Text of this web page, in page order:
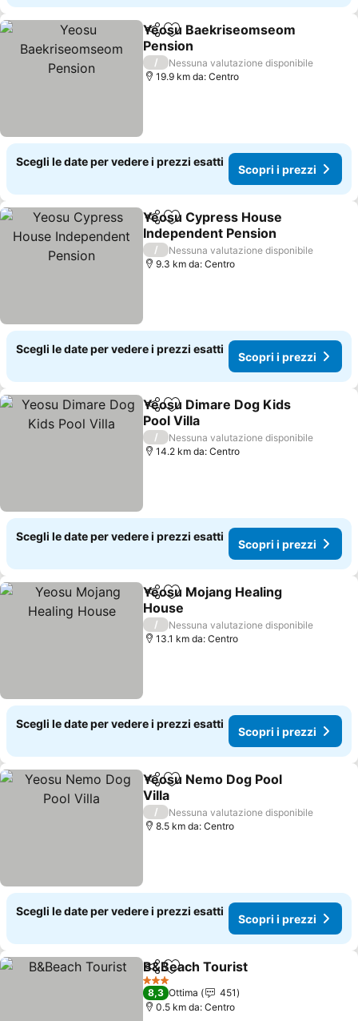
CondividiAggiungi ai preferiti
Yeosu Baekriseomseom
Pension
Scopri i prezzi
/
Nessuna valutazione disponibile
19.9 km da: Centro
Scegli le date per vedere i prezzi esatti
Scopri i prezzi
CondividiAggiungi ai preferiti
Yeosu Cypress House
Independent Pension
Scopri i prezzi
/
Nessuna valutazione disponibile
9.3 km da: Centro
Scegli le date per vedere i prezzi esatti
Scopri i prezzi
CondividiAggiungi ai preferiti
Yeosu Dimare Dog Kids
Pool Villa
Scopri i prezzi
/
Nessuna valutazione disponibile
14.2 km da: Centro
Scegli le date per vedere i prezzi esatti
Scopri i prezzi
CondividiAggiungi ai preferiti
Yeosu Mojang Healing
House
Scopri i prezzi
/
Nessuna valutazione disponibile
13.1 km da: Centro
Scegli le date per vedere i prezzi esatti
Scopri i prezzi
CondividiAggiungi ai preferiti
Yeosu Nemo Dog Pool
Villa
Scopri i prezzi
/
Nessuna valutazione disponibile
8.5 km da: Centro
Scegli le date per vedere i prezzi esatti
Scopri i prezzi
CondividiAggiungi ai preferiti
B&Beach Tourist
3 Stelle
8,3 Ottima
451
0.5 km da: Centro